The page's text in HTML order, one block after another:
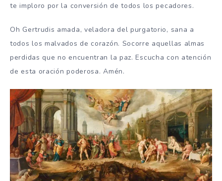
te imploro por la conversión de todos los pecadores.
Oh Gertrudis amada, veladora del purgatorio, sana a
todos los malvados de corazón. Socorre aquellas almas
perdidas que no encuentran la paz. Escucha con atención
de esta oración poderosa. Amén.